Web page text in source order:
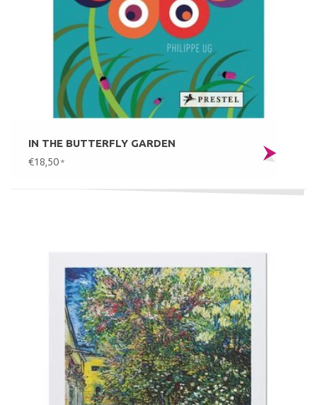
IN THE BUTTERFLY GARDEN
€18,50 *